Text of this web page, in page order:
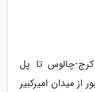
چالوس تا پل
از میدان امیرکبیر